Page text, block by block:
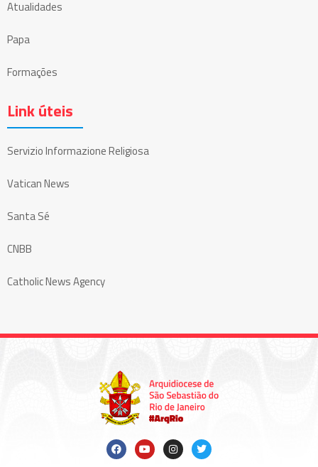
Atualidades
Papa
Formações
Link úteis
Servizio Informazione Religiosa
Vatican News
Santa Sé
CNBB
Catholic News Agency